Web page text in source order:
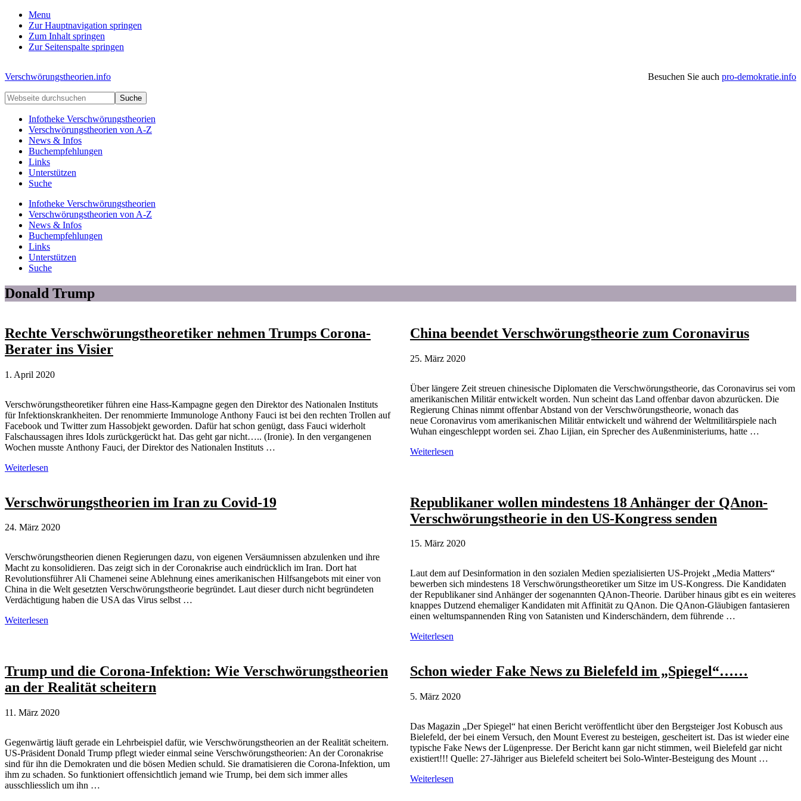
Menu
Zur Hauptnavigation springen
Zum Inhalt springen
Zur Seitenspalte springen
Verschwörungstheorien.info
Beiträge
zu
Merkmalen,
Funktionen
Risiken
konspirationistischen
Denkens
Kopfzeile
rechts
Besuchen Sie auch pro-demokratie.info
Webseite
durchsuchen
Infotheke Verschwörungstheorien
Verschwörungstheorien von A-Z
News & Infos
Buchempfehlungen
Links
Unterstützen
Suche
Infotheke Verschwörungstheorien
Verschwörungstheorien von A-Z
News & Infos
Buchempfehlungen
Links
Unterstützen
Suche
Donald Trump
Rechte Verschwörungstheoretiker nehmen Trumps Corona-
Berater ins Visier
1. April 2020
Verschwörungstheoretiker führen eine Hass-Kampagne gegen den Direktor des Nationalen Instituts
für Infektionskrankheiten. Der renommierte Immunologe Anthony Fauci ist bei den rechten Trollen auf
Facebook und Twitter zum Hassobjekt geworden. Dafür hat schon genügt, dass Fauci widerholt
Falschaussagen ihres Idols zurückgerückt hat. Das geht gar nicht….. (Ironie). In den vergangenen
Wochen musste Anthony Fauci, der Direktor des Nationalen Instituts …
Rechte
Trumps
Corona-
ins
Weiterlesen
China beendet Verschwörungstheorie zum Coronavirus
25. März 2020
Über längere Zeit streuen chinesische Diplomaten die Verschwörungstheorie, das Coronavirus sei vom
amerikanischen Militär entwickelt worden. Nun scheint das Land offenbar davon abzurücken. Die
Regierung Chinas nimmt offenbar Abstand von der Verschwörungstheorie, wonach das
neue Coronavirus vom amerikanischen Militär entwickelt und während der Weltmilitärspiele nach
Wuhan eingeschleppt worden sei. Zhao Lijian, ein Sprecher des Außenministeriums, hatte …
China
Weiterlesen
Verschwörungstheorien im Iran zu Covid-19
24. März 2020
Verschwörungstheorien dienen Regierungen dazu, von eigenen Versäumnissen abzulenken und ihre
Macht zu konsolidieren. Das zeigt sich in der Coronakrise auch eindrücklich im Iran. Dort hat
Revolutionsführer Ali Chamenei seine Ablehnung eines amerikanischen Hilfsangebots mit einer von
China in die Welt gesetzten Verschwörungstheorie begründet. Laut dieser durch nicht begründeten
Verdächtigung haben die USA das Virus selbst …
Verschwörungstheorien
19
Weiterlesen
Republikaner wollen mindestens 18 Anhänger der QAnon-
Verschwörungstheorie in den US-Kongress senden
15. März 2020
Laut dem auf Desinformation in den sozialen Medien spezialisierten US-Projekt „Media Matters“
bewerben sich mindestens 18 Verschwörungstheoretiker um Sitze im US-Kongress. Die Kandidaten
der Republikaner sind Anhänger der sogenannten QAnon-Theorie. Darüber hinaus gibt es ein weiteres
knappes Dutzend ehemaliger Kandidaten mit Affinität zu QAnon. Die QAnon-Gläubigen fantasieren
einen weltumspannenden Ring von Satanisten und Kinderschändern, dem führende …
Republikaner
18
Anhänger
QAnon-
in
den
US-
Kongress
senden
Weiterlesen
Trump und die Corona-Infektion: Wie Verschwörungstheorien
an der Realität scheitern
11. März 2020
Gegenwärtig läuft gerade ein Lehrbeispiel dafür, wie Verschwörungstheorien an der Realität scheitern.
US-Präsident Donald Trump pflegt wieder einmal seine Verschwörungstheorien: An der Coronakrise
sind für ihn die Demokraten und die bösen Medien schuld. Sie dramatisieren die Corona-Infektion, um
ihm zu schaden. So funktioniert offensichtlich jemand wie Trump, bei dem sich immer alles
ausschliesslich um ihn …
Schon wieder Fake News zu Bielefeld im „Spiegel“……
5. März 2020
Das Magazin „Der Spiegel“ hat einen Bericht veröffentlicht über den Bergsteiger Jost Kobusch aus
Bielefeld, der bei einem Versuch, den Mount Everest zu besteigen, gescheitert ist. Das ist wieder eine
typische Fake News der Lügenpresse. Der Bericht kann gar nicht stimmen, weil Bielefeld gar nicht
existiert!!! Quelle: 27-Jähriger aus Bielefeld scheitert bei Solo-Winter-Besteigung des Mount …
Schon
Weiterlesen